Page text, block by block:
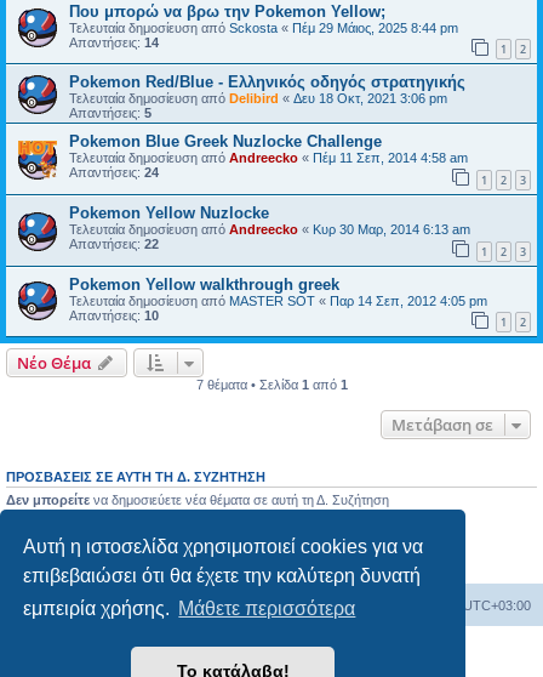
Αυτή η ιστοσελίδα χρησιμοποιεί cookies για να
επιβεβαιώσει ότι θα έχετε την καλύτερη δυνατή
εμπειρία χρήσης. Μάθετε περισσότερα
Το κατάλαβα!
Που μπορώ να βρω την Pokemon Yellow;
Τελευταία δημοσίευση από Sckosta « Πέμ 29 Μάιος, 2025 8:44 pm
Απαντήσεις: 14 1 2
Pokemon Red/Blue - Ελληνικός οδηγός στρατηγικής
Τελευταία δημοσίευση από Delibird « Δευ 18 Οκτ, 2021 3:06 pm
Απαντήσεις: 5
Pokemon Blue Greek Nuzlocke Challenge
Τελευταία δημοσίευση από Andreecko « Πέμ 11 Σεπ, 2014 4:58 am
Απαντήσεις: 24 1 2 3
Pokemon Yellow Nuzlocke
Τελευταία δημοσίευση από Andreecko « Κυρ 30 Μαρ, 2014 6:13 am
Απαντήσεις: 22 1 2 3
Pokemon Yellow walkthrough greek
Τελευταία δημοσίευση από MASTER SOT « Παρ 14 Σεπ, 2012 4:05 pm
Απαντήσεις: 10 1 2
Νέο Θέμα
7 θέματα • Σελίδα 1 από 1
Μετάβαση σε
ΠΡΟΣΒΆΣΕΙΣ ΣΕ ΑΥΤΉ ΤΗ Δ. ΣΥΖΉΤΗΣΗ
Δεν μπορείτε να δημοσιεύετε νέα θέματα σε αυτή τη Δ. Συζήτηση
Δεν μπορείτενα διαγράφετε τις δημοσιεύσεις σας σε αυτή τη Δ. Συζήτηση
Δεν μπορείτε
να επισυνάπτετε αρχεία σε αυτή τη Δ. Συζήτηση
Ευρετήριο Δ. Συζήτησης Όλοι οι χρόνοι είναι UTC+03:00
Δημιουργήθηκε απόphpBB® Forum Software © phpBB Limited